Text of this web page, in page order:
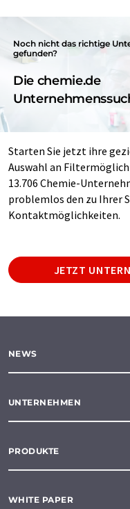
Noch nicht das richtige
gefunden?
Die chemie.de
Starten Sie jetzt ihre
Auswahl an
13.706 Chemie-
problemlos den zu Ihrer
Kontaktmöglichkeiten.
JETZT
NEWS
UNTERNEHMEN
PRODUKTE
WHITE PAPER